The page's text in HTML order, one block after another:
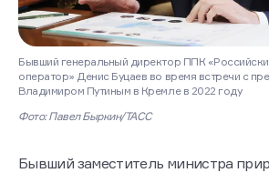
Бывший генеральный директор ППК
оператор» Денис Буцаев во время встречи с
Владимиром Путиным в Кремле в 2022 году
Фото: Павел Быркин/ТАСС
Бывший заместитель министра